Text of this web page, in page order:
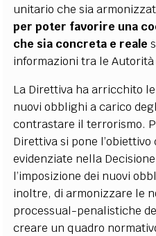
unitario che sia
per poter favorire una
che sia concreta e reale
informazioni tra le
La Direttiva ha arricchito
nuovi obblighi a carico
contrastare il terrorismo.
Direttiva si pone
evidenziate nella
l’imposizione dei nuovi
inoltre, di armonizzare le
processual-penalistiche
creare un quadro